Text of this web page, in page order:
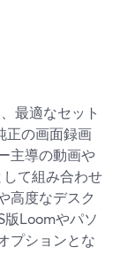
最適なセット
正の画面録画
主導の動画や
て組み合わせ
高度なデスク
版Loomやパソ
プションとな